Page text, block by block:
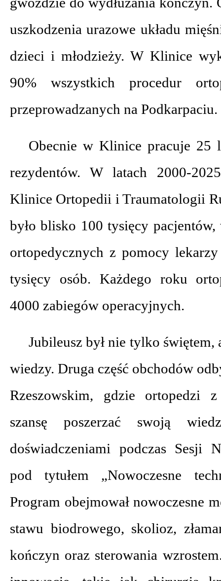
uszkodzenia urazowe układu
dzieci i młodzieży. W Klinice
90% wszystkich procedur
przeprowadzanych na Podkarpaciu.
Obecnie w Klinice pracuje 25
rezydentów. W latach 2000-
Klinice Ortopedii i Traumatologii
było blisko 100 tysięcy
ortopedycznych z pomocy
tysięcy osób. Każdego roku
4000 zabiegów operacyjnych.
Jubileusz był nie tylko
wiedzy. Druga część obchodów
Rzeszowskim, gdzie ortopedzi
szansę poszerzać swoją
doświadczeniami podczas Sesji
pod tytułem „Nowoczesne
Program obejmował nowoczesne
stawu biodrowego, skolioz,
kończyn oraz sterowania